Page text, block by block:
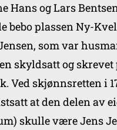
Hans og Lars
bebo plassen Ny-
som var
skyldsatt og
Ved skjønnsretten i
at den delen av
skulle være Jens